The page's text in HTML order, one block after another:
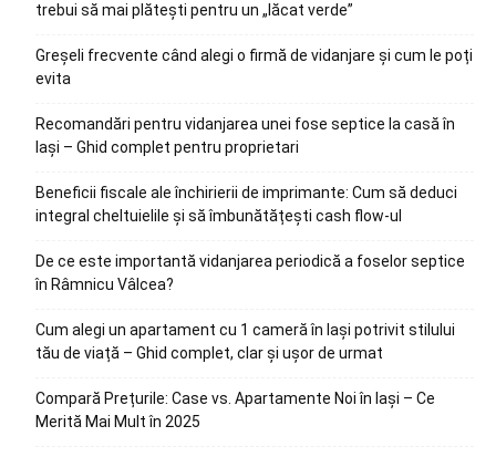
trebui să mai plătești pentru un „lăcat verde”
Greșeli frecvente când alegi o firmă de vidanjare și cum le poți
evita
Recomandări pentru vidanjarea unei fose septice la casă în
Iași – Ghid complet pentru proprietari
Beneficii fiscale ale închirierii de imprimante: Cum să deduci
integral cheltuielile și să îmbunătățești cash flow-ul
De ce este importantă vidanjarea periodică a foselor septice
în Râmnicu Vâlcea?
Cum alegi un apartament cu 1 cameră în Iași potrivit stilului
tău de viață – Ghid complet, clar și ușor de urmat
Compară Prețurile: Case vs. Apartamente Noi în Iași – Ce
Merită Mai Mult în 2025